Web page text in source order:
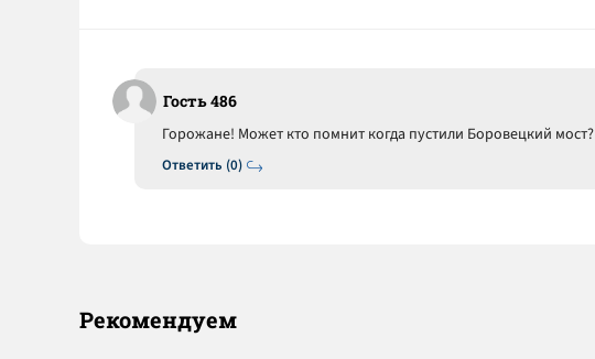
Гость 486
Ответить (0)
Горожане! Может кто помнит когда пустили Боровецкий мост?
Рекомендуем